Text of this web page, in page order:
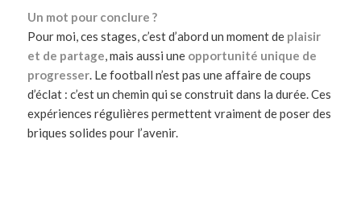
Un mot pour conclure ?
Pour moi, ces stages, c’est d’abord un moment de plaisir
et de partage , mais aussi une opportunité unique de
progresser. Le football n’est pas une affaire de coups
d’éclat : c’est un chemin qui se construit dans la durée. Ces
expériences régulières permettent vraiment de poser des
briques solides pour l’avenir.